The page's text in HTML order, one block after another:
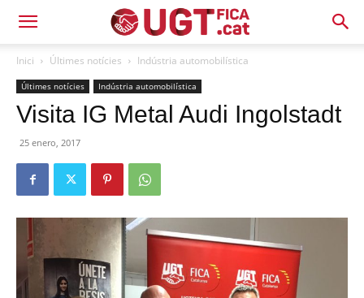
Inici Últimes notícies Indústria automobilística
Últimes notícies Indústria automobilística
Visita IG Metal Audi Ingolstadt
25 enero, 2017